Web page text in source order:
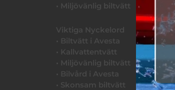
• Miljövänlig biltvätt
Viktiga Nyckelord
• Biltvätt i Avesta
• Kallvattentvätt
• Miljövänlig biltvätt
• Bilvård i Avesta
• Skonsam biltvätt